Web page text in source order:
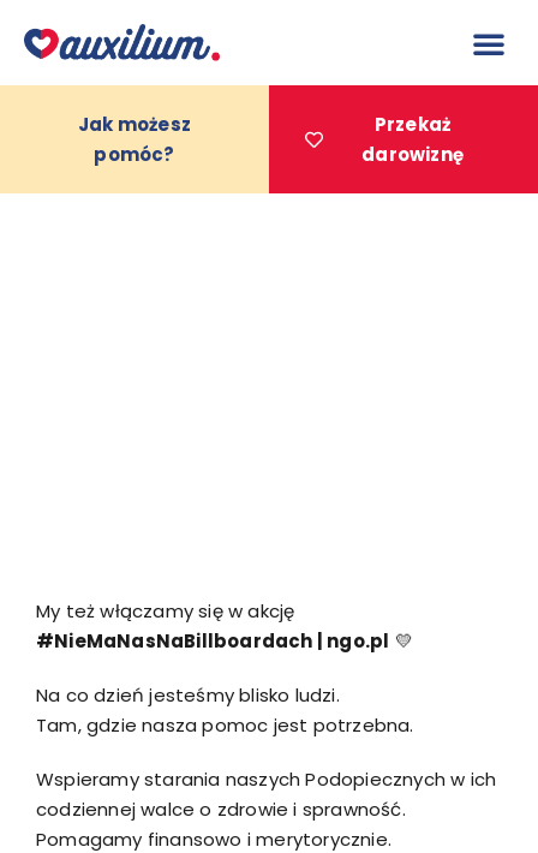
treści
Jak możesz
pomóc?
Przekaż
darowiznę
My też włączamy się w akcję
#NieMaNasNaBillboardach | ngo.pl 💛
Na co dzień jesteśmy blisko ludzi.
Tam, gdzie nasza pomoc jest potrzebna.
Wspieramy starania naszych Podopiecznych w ich
codziennej walce o zdrowie i sprawność.
Pomagamy finansowo i merytorycznie.